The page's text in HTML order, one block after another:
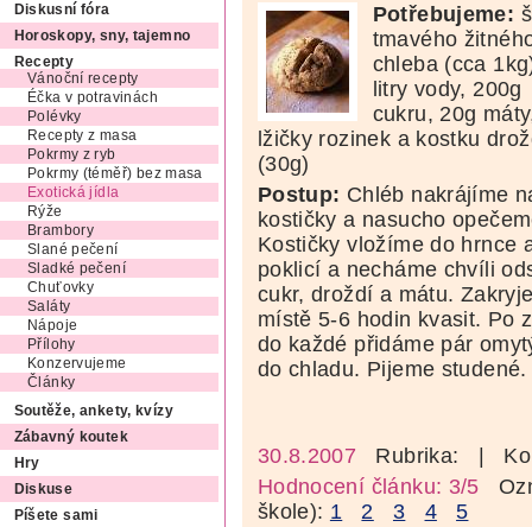
Diskusní fóra
Horoskopy, sny, tajemno
Recepty
Vánoční recepty
Éčka v potravinách
Polévky
Recepty z masa
Pokrmy z ryb
Pokrmy (téměř) bez masa
Exotická jídla
Rýže
Brambory
Slané pečení
Sladké pečení
Chuťovky
Saláty
Nápoje
Přílohy
Konzervujeme
Články
Soutěže, ankety, kvízy
Zábavný koutek
Hry
Diskuse
Píšete sami
Potřebujeme:
tmavého
chleba (cca
litry vody, 200g
cukru, 20g
lžičky rozinek a kostku
(30g)
Postup: Chléb nakrájíme
kostičky a nasucho
Kostičky vložíme do hrnce
poklicí a necháme chvíli
cukr, droždí a mátu.
místě 5-6 hodin kvasit. Po
do každé přidáme pár
do chladu. Pijeme studené.
30.8.2007 Rubrika:
|
Hodnocení článku: 3/5
škole): 1 2 3 4 5